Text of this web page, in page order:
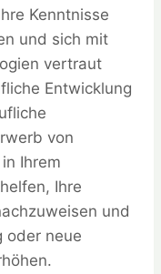
Kenntnisse
und sich mit
vertraut
Entwicklung
von
Ihrem
Ihre
und
oder neue